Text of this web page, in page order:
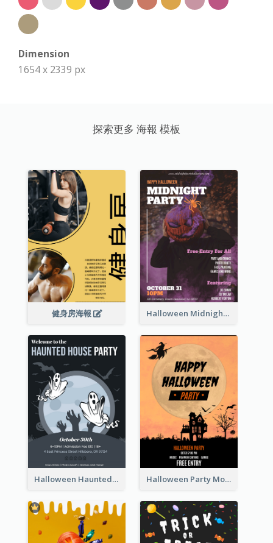
Dimension
1654 x 2339 px
探索更多 海報 模板
健身房海報 Halloween Midnight Party Poster
Halloween Haunted House Party Poster Halloween Party Moon Photo Poster